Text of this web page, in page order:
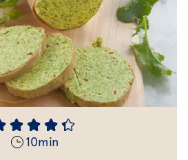
10min